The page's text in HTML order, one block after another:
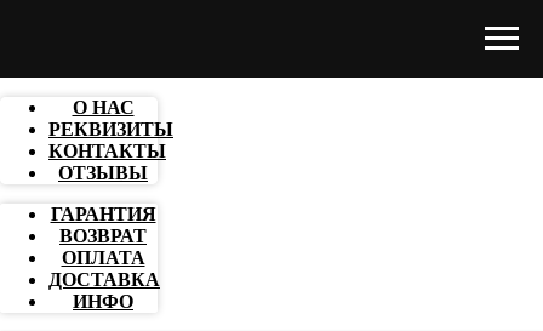
О НАС
РЕКВИЗИТЫ
КОНТАКТЫ
ОТЗЫВЫ
ГАРАНТИЯ
ВОЗВРАТ
ОПЛАТА
ДОСТАВКА
ИНФО